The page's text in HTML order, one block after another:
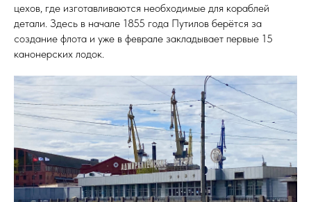
цехов, где изготавливаются необходимые для кораблей
детали. Здесь в начале 1855 года Путилов берётся за
создание флота и уже в феврале закладывает первые 15
канонерских лодок.